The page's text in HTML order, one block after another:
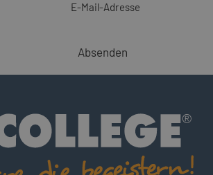
E-Mail-Adresse
Absenden